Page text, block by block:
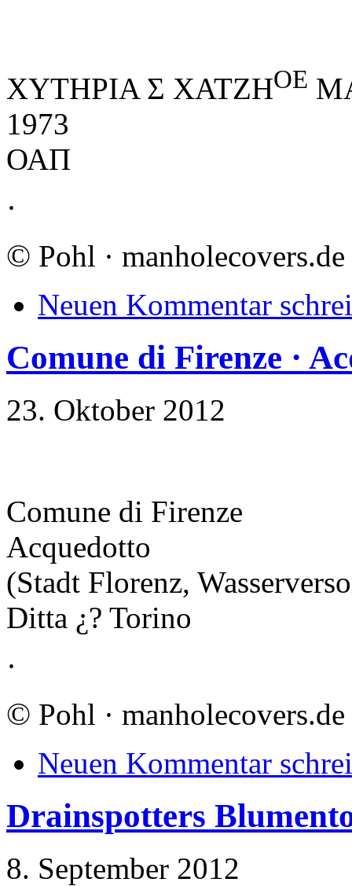
ΧΥΤΗΡΙΑ Σ ΧΑΤΖΗΟΕ
1973
ΟΑΠ
·
© Pohl · manholecovers.de
Neuen Kommentar
Comune di Firenze ·
23. Oktober 2012
Comune di Firenze
Acquedotto
(Stadt Florenz,
Ditta ¿? Torino
·
© Pohl · manholecovers.de
Neuen Kommentar
Drainspotters
8. September 2012